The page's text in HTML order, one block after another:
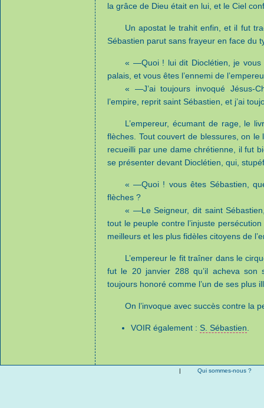
la grâce de Dieu était en lui, et le Ciel
Un apostat le trahit enfin, et il fut
Sébastien parut sans frayeur en face du
« —Quoi ! lui dit Dioclétien, je vous
palais, et vous êtes l’ennemi de
« —J’ai toujours invoqué Jésus-
l’empire, reprit saint Sébastien, et j’ai
L’empereur, écumant de rage, le
flèches. Tout couvert de blessures, on
recueilli par une dame chrétienne, il fut
se présenter devant Dioclétien, qui,
« —Quoi ! vous êtes Sébastien,
flèches ?
« —Le Seigneur, dit saint
tout le peuple contre l’injuste
meilleurs et les plus fidèles citoyens de
L’empereur le fit traîner dans le
fut le 20 janvier 288 qu’il acheva son
toujours honoré comme l’un de ses plus
On l’invoque avec succès contre la
VOIR également : S. Sébastien
| Qui sommes-nous ?